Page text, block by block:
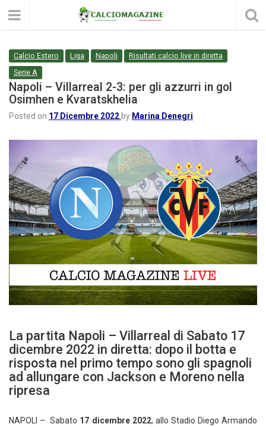
Calcio Estero Liga Napoli
Risultati calcio live in diretta
Serie A
Napoli – Villarreal 2-3: per gli azzurri in gol
Osimhen e Kvaratskhelia
Posted on 17 Dicembre 2022 by Marina Denegri
La partita Napoli – Villarreal di Sabato 17
dicembre 2022 in diretta: dopo il botta e
risposta nel primo tempo sono gli spagnoli
ad allungare con Jackson e Moreno nella
ripresa
NAPOLI – Sabato 17 dicembre 2022, allo Stadio Diego Armando